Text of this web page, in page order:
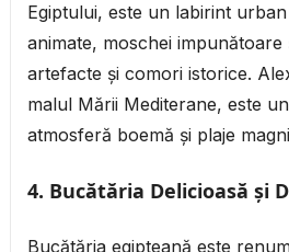
Egiptului, este un labirint
animate, moschei
artefacte și comori istorice.
malul Mării Mediterane, este
atmosferă boemă și plaje
4. Bucătăria Delicioasă și
Bucătăria egipteană este